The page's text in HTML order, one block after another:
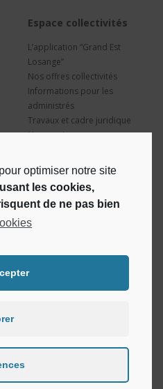
optimiser notre site
les cookies,
de ne pas bien
Espace collectivités
L’application “Grand Est
Losange”
Nos offres collectivités
Informations pour les
administrés
Travaux et cadre juridique
Nos services
Réseaux sociaux